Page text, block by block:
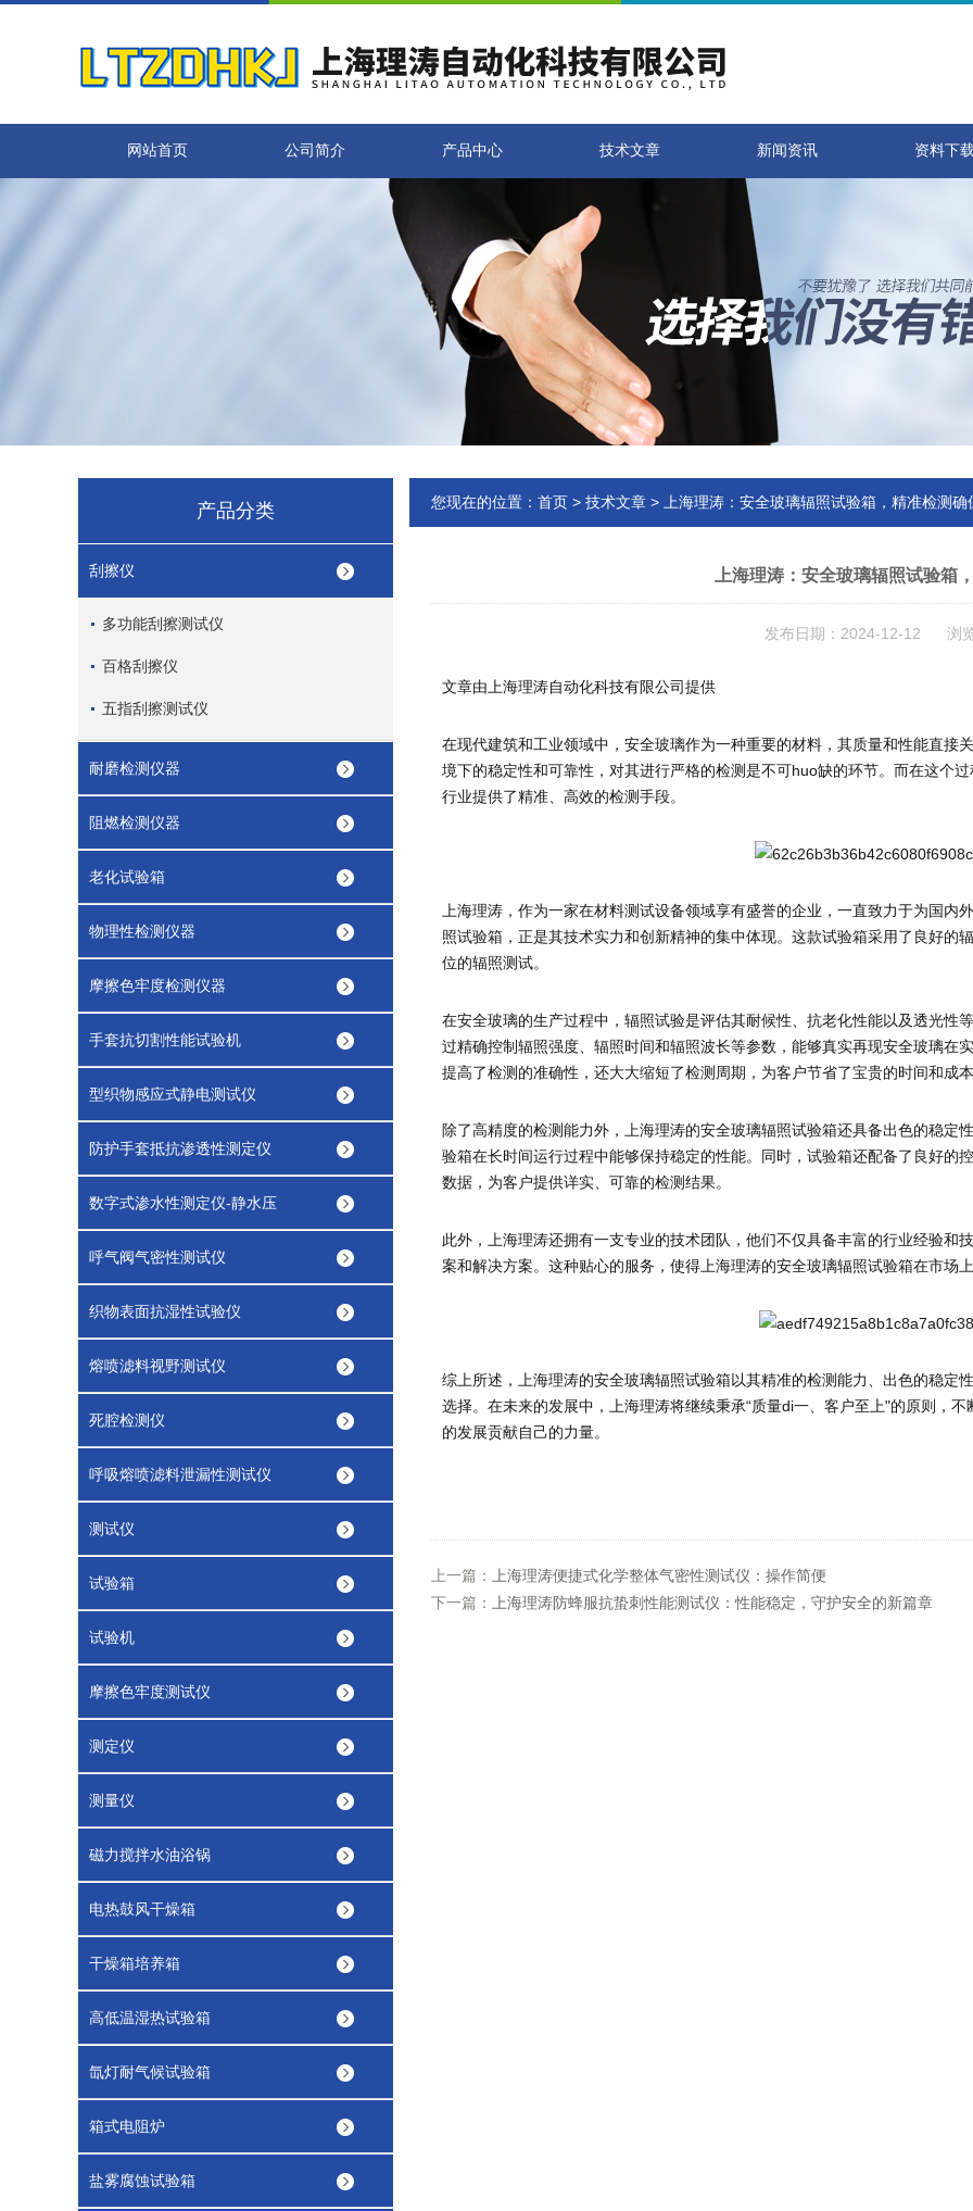
网站首页 公司简介 产品中心 技术文章 新闻资讯 资料下
产品分类
刮擦仪
多功能刮擦测试仪
百格刮擦仪
五指刮擦测试仪
耐磨检测仪器
阻燃检测仪器
老化试验箱
物理性检测仪器
摩擦色牢度检测仪器
手套抗切割性能试验机
型织物感应式静电测试仪
防护手套抵抗渗透性测定仪
数字式渗水性测定仪-静水压
呼气阀气密性测试仪
织物表面抗湿性试验仪
熔喷滤料视野测试仪
死腔检测仪
呼吸熔喷滤料泄漏性测试仪
测试仪
试验箱
试验机
摩擦色牢度测试仪
测定仪
测量仪
磁力搅拌水油浴锅
电热鼓风干燥箱
干燥箱培养箱
高低温湿热试验箱
氙灯耐气候试验箱
箱式电阻炉
盐雾腐蚀试验箱
您现在的位置： 首页 > 技术文章 > 上海理涛：安全玻璃辐照试验箱，精准检测确
上海理涛：安全玻璃辐照试验箱
发布日期：2024-12-12 浏
文章由上海理涛自动化科技有限公司提供
在现代建筑和工业领域中，安全玻璃作为一种重要的材料，其质量和性能直接
境下的稳定性和可靠性，对其进行严格的检测是不可huo缺的环节。而在这个
行业提供了精准、高效的检测手段。
上海理涛，作为一家在材料测试设备领域享有盛誉的企业，一直致力于为国内
照试验箱，正是其技术实力和创新精神的集中体现。这款试验箱采用了良好的
位的辐照测试。
在安全玻璃的生产过程中，辐照试验是评估其耐候性、抗老化性能以及透光性
过精确控制辐照强度、辐照时间和辐照波长等参数，能够真实再现安全玻璃在
提高了检测的准确性，还大大缩短了检测周期，为客户节省了宝贵的时间和成
除了高精度的检测能力外，上海理涛的安全玻璃辐照试验箱还具备出色的稳定
验箱在长时间运行过程中能够保持稳定的性能。同时，试验箱还配备了良好的
数据，为客户提供详实、可靠的检测结果。
此外，上海理涛还拥有一支专业的技术团队，他们不仅具备丰富的行业经验和
案和解决方案。这种贴心的服务，使得上海理涛的安全玻璃辐照试验箱在市场
综上所述，上海理涛的安全玻璃辐照试验箱以其精准的检测能力、出色的稳定
选择。在未来的发展中，上海理涛将继续秉承“质量di一、客户至上"的原则，
的发展贡献自己的力量。
上一篇： 上海理涛便捷式化学整体气密性测试仪：操作简便
下一篇： 上海理涛防蜂服抗蛰刺性能测试仪：性能稳定，守护安全的新篇章